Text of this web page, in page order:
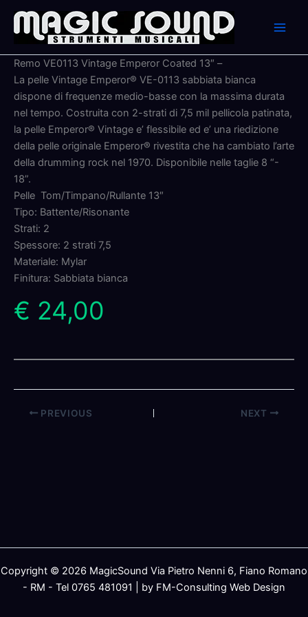
content
Remo VE0113 Vintage Emperor Coated 13″ –
La pelle Vintage Emperor® VE-0113 sabbiata bianca
dispone di frequenze medio-basse con la massima durata
nel tempo. Costruita con 2-strati di 7,5 mil pellicola patinata,
la pelle Emperor® Vintage e’ flessibile ed e’ una riedizione
della pelle originale Emperor® rivestita che ha cambiato l’arte
della drumming rock nel 1970. Disponibile nelle taglie 8 “-
18”.
Pelle Tom/Timpano/Rullante 13″
Tipo: Battente/Risonante
Strati: 2
Spessore: 2 strati 7,5
Materiale: Mylar
Finitura: Sabbiata bianca
€ 24,00
PREVIOUS NEXT
Copyright © 2026 MagicSound Via Pietro Nenni 6, Fiano Romano
- RM - Tel 0765 481091 | by FM-Consulting Web Design